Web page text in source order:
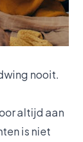
nooit.
altijd aan
is niet